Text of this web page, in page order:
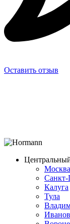
Оставить отзыв
Москва
Санкт-
Калуга
Тула